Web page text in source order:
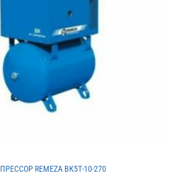
REMEZA ВК5Т-10-270